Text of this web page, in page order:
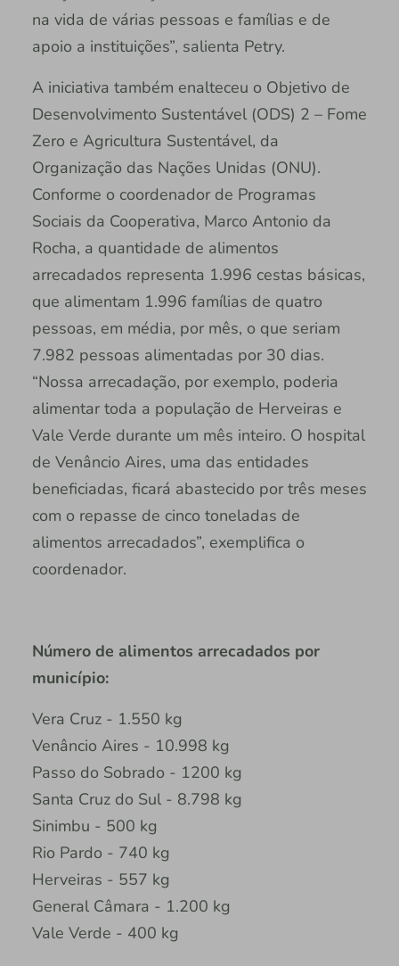
na vida de várias pessoas e famílias e de
apoio a instituições”, salienta Petry.
A iniciativa também enalteceu o Objetivo de
Desenvolvimento Sustentável (ODS) 2 – Fome
Zero e Agricultura Sustentável, da
Organização das Nações Unidas (ONU).
Conforme o coordenador de Programas
Sociais da Cooperativa, Marco Antonio da
Rocha, a quantidade de alimentos
arrecadados representa 1.996 cestas básicas,
que alimentam 1.996 famílias de quatro
pessoas, em média, por mês, o que seriam
7.982 pessoas alimentadas por 30 dias.
“Nossa arrecadação, por exemplo, poderia
alimentar toda a população de Herveiras e
Vale Verde durante um mês inteiro. O hospital
de Venâncio Aires, uma das entidades
beneficiadas, ficará abastecido por três meses
com o repasse de cinco toneladas de
alimentos arrecadados”, exemplifica o
coordenador.
Número de alimentos arrecadados por
município:
Vera Cruz - 1.550 kg
Venâncio Aires - 10.998 kg
Passo do Sobrado - 1200 kg
Santa Cruz do Sul - 8.798 kg
Sinimbu - 500 kg
Rio Pardo - 740 kg
Herveiras - 557 kg
General Câmara - 1.200 kg
Vale Verde - 400 kg